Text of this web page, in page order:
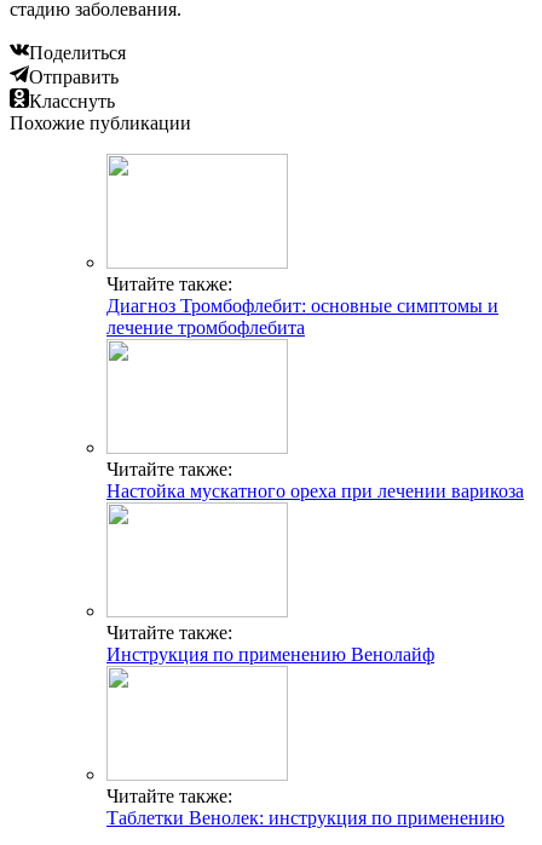
стадию заболевания.
Поделиться
Отправить
Класснуть
Похожие публикации
Читайте также:
Диагноз Тромбофлебит: основные симптомы и
лечение тромбофлебита
Читайте также:
Настойка мускатного ореха при лечении варикоза
Читайте также:
Инструкция по применению Венолайф
Читайте также:
Таблетки Венолек: инструкция по применению